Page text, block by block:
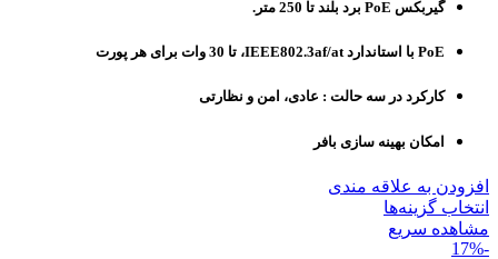
گیربکس PoE برد بلند تا 250 متر.
PoE با استاندارد IEEE802.3af/at، تا 30 وات برای هر پورت
کارکرد در سه حالت : عادی، امن و نظارتی
امکان بهینه سازی بافر
افزودن به علاقه مندی
انتخاب گزینه‌ها
مشاهده سریع
-17%